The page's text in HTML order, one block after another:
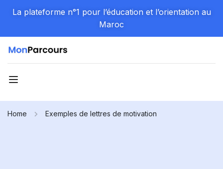
La plateforme n°1 pour l’éducation et l’orientation au
Maroc
Home Exemples de lettres de motivation